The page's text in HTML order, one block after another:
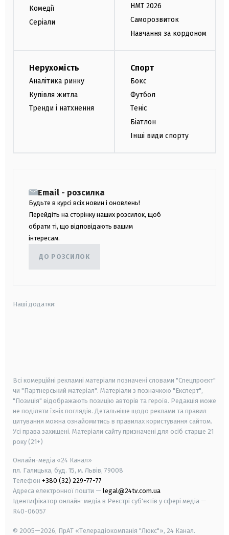
Комедії
Серіали
НМТ 2026
Саморозвиток
Навчання за кордоном
Нерухомість
Аналітика ринку
Купівля житла
Тренди і натхнення
Спорт
Бокс
Футбол
Теніс
Біатлон
Інші види спорту
Email - розсилка
Будьте в курсі всіх новин і оновлень!
Перейдіть на сторінку наших розсилок, щоб
обрати ті, що відповідають вашим
інтересам.
ДО РОЗСИЛОК
Наші додатки:
Всі комерційні рекламні матеріали позначені словами "Спецпроєкт"
чи "Партнерський матеріал". Матеріали з позначкою "Експерт",
"Позиція" відображають позицію авторів та героїв. Редакція може
не поділяти їхніх поглядів. Детальніше щодо реклами та правил
цитування можна ознайомитись в правилах користування сайтом.
Усі права захищені. Матеріали сайту призначені для осіб старше 21
року (21+)
Онлайн-медіа «24 Канал»
пл. Галицька, буд. 15, м. Львів, 79008
Телефон +380 (32) 229-77-77
Адреса електронної пошти — legal@24tv.com.ua
Ідентифікатор онлайн-медіа в Реєстрі суб'єктів у сфері медіа —
R40-06057
© 2005—2026, ПрАТ «Телерадіокомпанія "Люкс"», 24 Канал.